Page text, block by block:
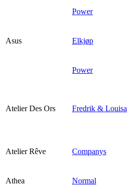
Power
Asus Elkjøp
Power
Atelier Des Ors Fredrik & Louisa
Atelier Rêve Companys
Athea
Normal